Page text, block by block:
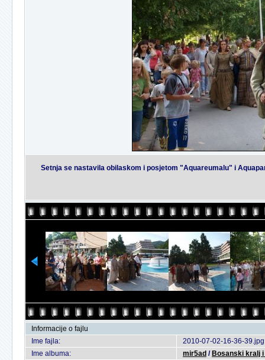
Setnja se nastavila obilaskom i posjetom "Aquareumalu" i
Informacije o fajlu
Ime fajla:
2010-07-02-16-36-39.jpg
Ime albuma:
mir5ad / Bosanski kralj